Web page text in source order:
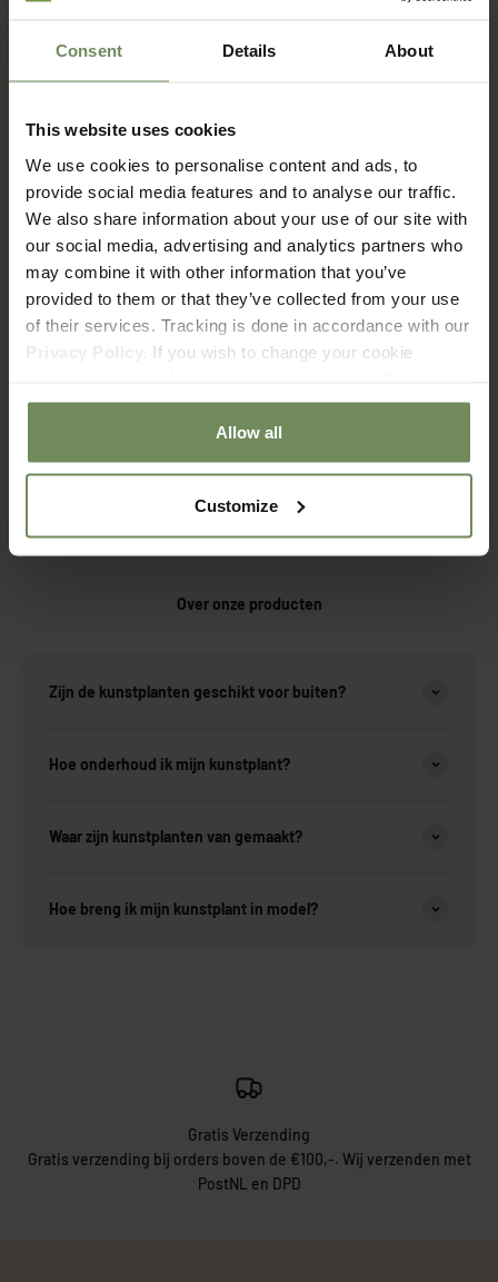
Consent Details About
This website uses cookies
We use cookies to personalise content and ads, to
provide social media features and to analyse our traffic.
We also share information about your use of our site with
our social media, advertising and analytics partners who
may combine it with other information that you’ve
provided to them or that they’ve collected from your use
of their services. Tracking is done in accordance with our
Privacy Policy. If you wish to change your cookie
Policypage.
Allow all
Customize
Verzenden & Retourneren
Hoe lang duur het voordat ik mijn bestelling ontvang?
Wat zijn de verzendkosten?
Met welke bezorgdienst werken jullie?
Hoe zit het met retourneren?
Over onze producten
Zijn de kunstplanten geschikt voor buiten?
Hoe onderhoud ik mijn kunstplant?
Waar zijn kunstplanten van gemaakt?
Hoe breng ik mijn kunstplant in model?
Gratis Verzending
Gratis verzending bij orders boven de €100,-. Wij verzenden met
PostNL en DPD